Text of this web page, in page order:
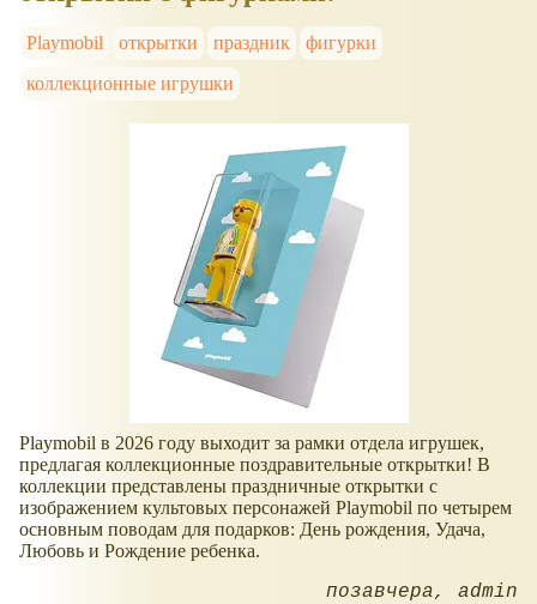
Playmobil открытки праздник
фигурки
коллекционные игрушки
Playmobil в 2026 году выходит за рамки отдела игрушек,
предлагая коллекционные поздравительные открытки! В
коллекции представлены праздничные открытки с
изображением культовых персонажей Playmobil по четырем
основным поводам для подарков: День рождения, Удача,
Любовь и Рождение ребенка.
позавчера admin